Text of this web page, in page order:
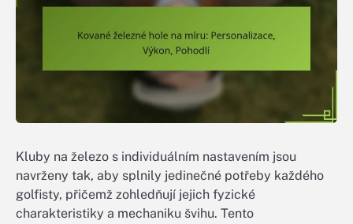
Kluby na železo s individuálním nastavením jsou
navrženy tak, aby splnily jedinečné potřeby každého
golfisty, přičemž zohledňují jejich fyzické
charakteristiky a mechaniku švihu. Tento